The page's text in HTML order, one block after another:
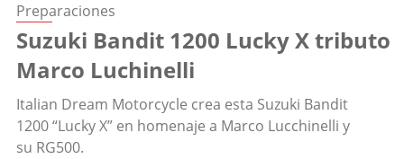
Preparaciones
Suzuki Bandit 1200 Lucky X tributo
Marco Luchinelli
Italian Dream Motorcycle crea esta Suzuki Bandit
1200 “Lucky X” en homenaje a Marco Lucchinelli y
su RG500.